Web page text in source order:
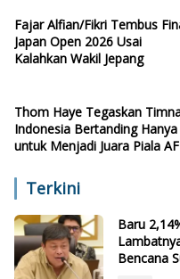
Fajar Alfian/Fikri Tembus
Japan Open 2026 Usai
Kalahkan Wakil Jepang
Thom Haye Tegaskan
Indonesia Bertanding Hanya
untuk Menjadi Juara Piala
Terkini
Baru
Bencana